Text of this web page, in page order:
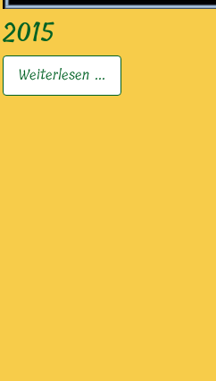
2015
Weiterlesen ...